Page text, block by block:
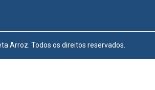
Arroz. Todos os direitos reservados.